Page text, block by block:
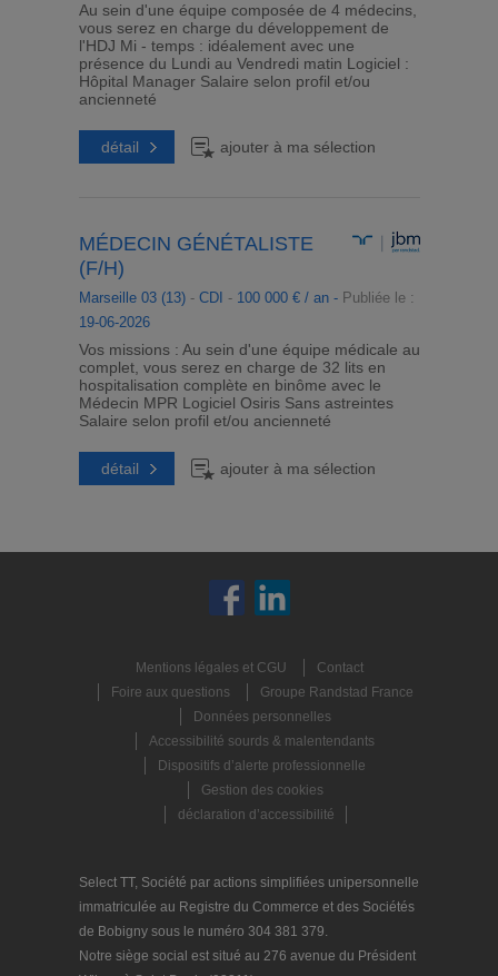
Au sein d'une équipe composée de 4 médecins,
vous serez en charge du développement de
l'HDJ Mi - temps : idéalement avec une
présence du Lundi au Vendredi matin Logiciel :
Hôpital Manager Salaire selon profil et/ou
ancienneté
détail ajouter à ma sélection
MÉDECIN GÉNÉTALISTE
(F/H)
Marseille 03 (13)- CDI - 100 000 € / an - Publiée le :
19-06-2026
Vos missions : Au sein d'une équipe médicale au
complet, vous serez en charge de 32 lits en
hospitalisation complète en binôme avec le
Médecin MPR Logiciel Osiris Sans astreintes
Salaire selon profil et/ou ancienneté
détail ajouter à ma sélection
Mentions légales et CGU
Contact
Foire aux questions
Groupe Randstad France
Données personnelles
Accessibilité sourds & malentendants
Dispositifs d’alerte professionnelle
Gestion des cookies
déclaration d’accessibilité
Select TT, Société par actions simplifiées unipersonnelle
immatriculée au Registre du Commerce et des Sociétés
de Bobigny sous le numéro 304 381 379.
Notre siège social est situé au 276 avenue du Président